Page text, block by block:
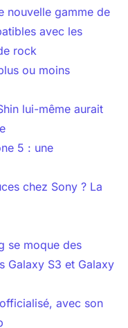
nouvelle gamme de
avec les
rock
ou moins
lui-même aurait
5 : une
chez Sony ? La
se moque des
Galaxy S3 et Galaxy
avec son